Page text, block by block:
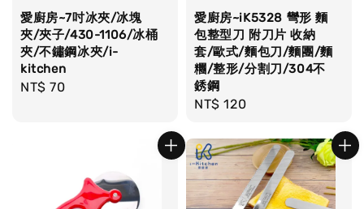
愛廚房~7吋冰夾/冰塊
夾/夾子/430-1106/冰桶
夾/不鏽鋼冰夾/i-
kitchen
Regular
NT$ 70
愛廚房~iK5328 彎形 麵
包整型刀 附刀片 收納
套/歐式/麵包刀/麵團/麵
糰/整形/分割刀/304不
銹鋼
Regular
NT$ 120